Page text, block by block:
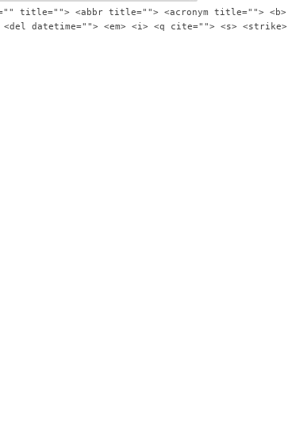
title=""> <abbr title=""> <acronym title=""> <b>
datetime=""> <em> <i> <q cite=""> <s> <strike>